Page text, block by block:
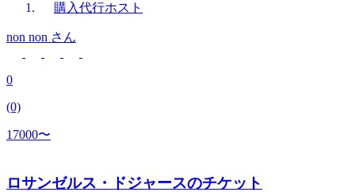
購入代行ホスト
non non さん
0
(0)
17000〜
ロサンゼルス・ドジャースのチケット